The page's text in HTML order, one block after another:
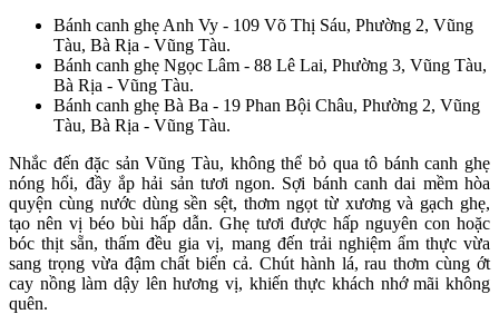
Bánh canh ghẹ Anh Vy - 109 Võ Thị Sáu, Phường 2, Vũng
Tàu, Bà Rịa - Vũng Tàu.
Bánh canh ghẹ Ngọc Lâm - 88 Lê Lai, Phường 3, Vũng Tàu,
Bà Rịa - Vũng Tàu.
Bánh canh ghẹ Bà Ba - 19 Phan Bội Châu, Phường 2, Vũng
Tàu, Bà Rịa - Vũng Tàu.
Nhắc đến đặc sản Vũng Tàu, không thể bỏ qua tô bánh canh ghẹ
nóng hổi, đầy ắp hải sản tươi ngon. Sợi bánh canh dai mềm hòa
quyện cùng nước dùng sền sệt, thơm ngọt từ xương và gạch ghẹ,
tạo nên vị béo bùi hấp dẫn. Ghẹ tươi được hấp nguyên con hoặc
bóc thịt sẵn, thấm đều gia vị, mang đến trải nghiệm ẩm thực vừa
sang trọng vừa đậm chất biển cả. Chút hành lá, rau thơm cùng ớt
cay nồng làm dậy lên hương vị, khiến thực khách nhớ mãi không
quên.